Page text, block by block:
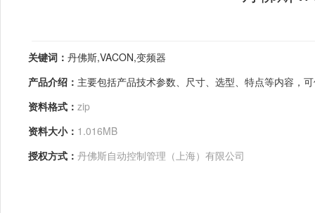
关键词： 丹佛斯,VACON,变频器
产品介绍： 主要包括产品技术参数、尺寸、选型、特点等内容，
资料格式： zip
资料大小： 1.016MB
授权方式： 丹佛斯自动控制管理（上海）有限公司